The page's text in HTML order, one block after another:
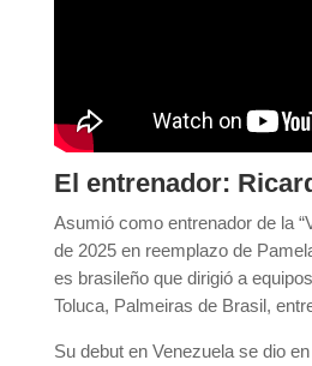
El entrenador:
Asumió como entrenador de la
de 2025 en reemplazo de
es brasileño que dirigió a
Toluca, Palmeiras de Brasil,
Su debut en Venezuela se dio